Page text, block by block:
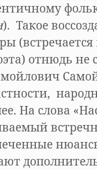
). Такое
отнюдь не
На слова